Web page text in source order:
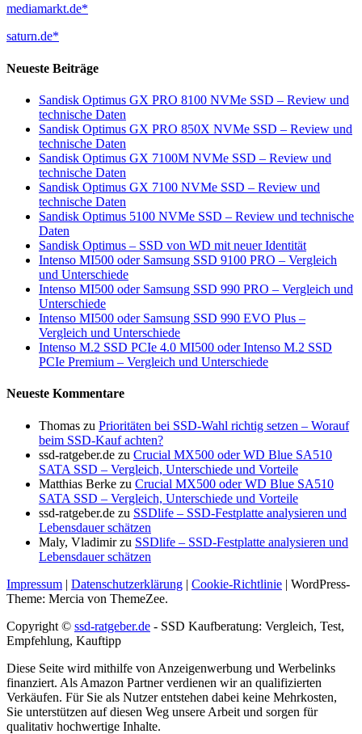
mediamarkt.de*
saturn.de*
Neueste Beiträge
Sandisk Optimus GX PRO 8100 NVMe SSD – Review und
technische Daten
Sandisk Optimus GX PRO 850X NVMe SSD – Review und
technische Daten
Sandisk Optimus GX 7100M NVMe SSD – Review und
technische Daten
Sandisk Optimus GX 7100 NVMe SSD – Review und
technische Daten
Sandisk Optimus 5100 NVMe SSD – Review und technische
Daten
Sandisk Optimus – SSD von WD mit neuer Identität
Intenso MI500 oder Samsung SSD 9100 PRO – Vergleich
und Unterschiede
Intenso MI500 oder Samsung SSD 990 PRO – Vergleich und
Unterschiede
Intenso MI500 oder Samsung SSD 990 EVO Plus –
Vergleich und Unterschiede
Intenso M.2 SSD PCIe 4.0 MI500 oder Intenso M.2 SSD
PCIe Premium – Vergleich und Unterschiede
Neueste Kommentare
Thomas zu Prioritäten bei SSD-Wahl richtig setzen – Worauf
beim SSD-Kauf achten?
ssd-ratgeber.de zu Crucial MX500 oder WD Blue SA510
SATA SSD – Vergleich, Unterschiede und Vorteile
Matthias Berke zu Crucial MX500 oder WD Blue SA510
SATA SSD – Vergleich, Unterschiede und Vorteile
ssd-ratgeber.de zu SSDlife – SSD-Festplatte analysieren und
Lebensdauer schätzen
Maly, Vladimirzu SSDlife – SSD-Festplatte analysieren und
Lebensdauer schätzen
Impressum | Datenschutzerklärung | Cookie-Richtlinie | WordPress-
Theme: Mercia von ThemeZee.
Copyright © ssd-ratgeber.de - SSD Kaufberatung: Vergleich, Test,
Empfehlung, Kauftipp
Diese Seite wird mithilfe von Anzeigenwerbung und Werbelinks
finanziert. Als Amazon Partner verdienen wir an qualifizierten
Verkäufen. Für Sie als Nutzer entstehen dabei keine Mehrkosten,
Sie unterstützen auf diesen Weg unsere Arbeit und sorgen für
qualitativ hochwertige Inhalte.